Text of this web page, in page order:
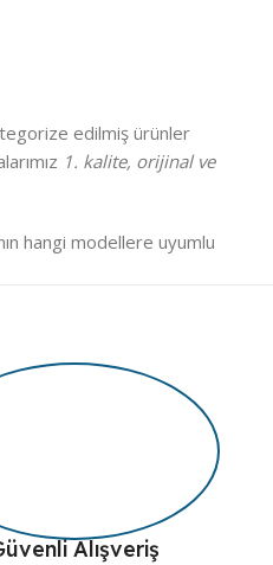
edilmiş ürünler
1. kalite, orijinal ve
hangi modellere uyumlu
ödeme ve iade garantisi ile
Alışveriş